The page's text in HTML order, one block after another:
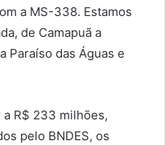
a MS-338. Estamos
de Camapuã a
Paraíso das Águas e
R$ 233 milhões,
pelo BNDES, os